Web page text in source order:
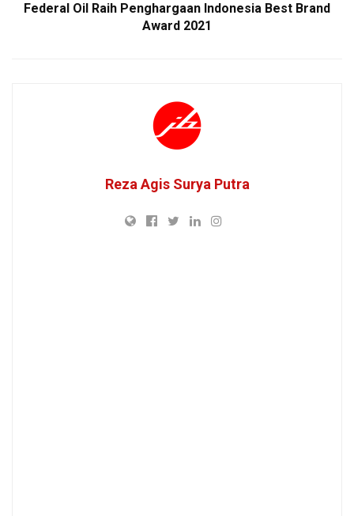
Federal Oil Raih Penghargaan Indonesia Best Brand
Award 2021
Reza Agis Surya Putra